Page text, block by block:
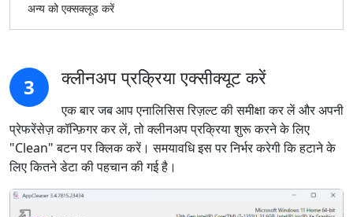
अन्य को एक्सक्लूड करें
3 क्लीनअप प्रक्रिया एक्सीक्यूट करें
एक बार जब आप एनालिसिस रिज़ल्ट की समीक्षा कर लें और अपनी
प्रेफरेंसेज़ कॉन्फ़िगर कर लें, तो क्लीनअप प्रक्रिया शुरू करने के लिए
"Clean" बटन पर क्लिक करें। समयावधि इस पर निर्भर करेगी कि हटाने के
लिए कितने डेटा की पहचान की गई है।